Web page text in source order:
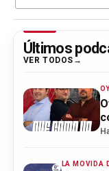
Últimos
VER TODOS
LA MOVIDA